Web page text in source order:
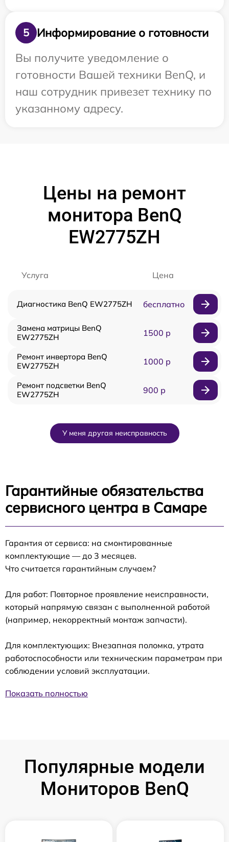
5
Информирование о готовности
Вы получите уведомление о
готовности Вашей техники BenQ, и
наш сотрудник привезет технику по
указанному адресу.
Цены на ремонт
монитора BenQ
EW2775ZH
Услуга Цена
Диагностика BenQ EW2775ZH бесплатно
Замена матрицы BenQ
EW2775ZH
1500 р
Ремонт инвертора BenQ
EW2775ZH
1000 р
Ремонт подсветки BenQ
EW2775ZH
900 р
У меня другая неисправность
Гарантийные обязательства
сервисного центра в Самаре
Гарантия от сервиса: на смонтированные
комплектующие — до 3 месяцев.
Что считается гарантийным случаем?
Для работ: Повторное проявление неисправности,
который напрямую связан с выполненной работой
(например, некорректный монтаж запчасти).
Для комплектующих: Внезапная поломка, утрата
работоспособности или техническим параметрам при
соблюдении условий эксплуатации.
Показать полностью
Популярные модели
Мониторов BenQ